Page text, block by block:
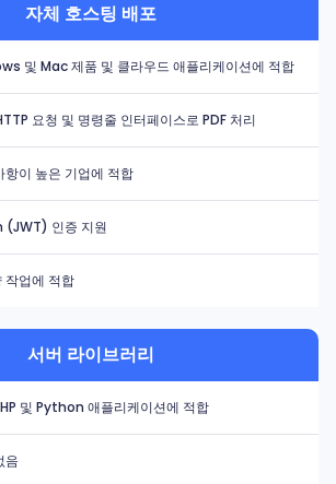
자체 호스팅 배포
및 Mac 제품 및 클라우드 애플리케이션에 적합
요청 및 명령줄 인터페이스로 PDF 처리
항이 높은 기업에 적합
(JWT) 인증 지원
작업에 적합
서버 라이브러리
및 Python 애플리케이션에 적합
음